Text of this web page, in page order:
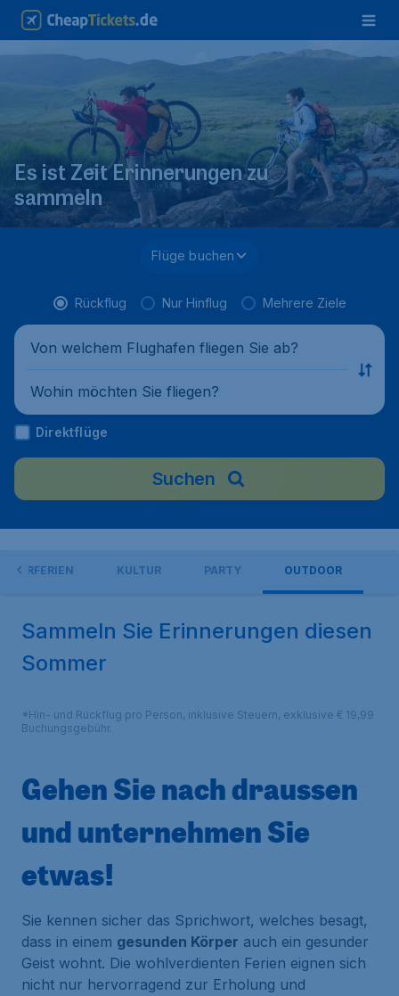
Es ist Zeit Erinnerungen zu
sammeln
Flüge buchen
Rückflug Nur Hinflug Mehrere Ziele
Von welchem Flughafen fliegen Sie ab?
Wohin möchten Sie fliegen?
Direktflüge
Suchen
KULTUR PARTY OUTDOOR
Sammeln Sie Erinnerungen diesen
Sommer
*Hin- und Rückflug pro Person, inklusive Steuern, exklusive € 19,99
Buchungsgebühr.
Gehen Sie nach draussen
und unternehmen Sie
etwas!
Sie kennen sicher das Sprichwort, welches besagt,
dass in einem gesunden Körper auch ein gesunder
Geist wohnt. Die wohlverdienten Ferien eignen sich
nicht nur hervorragend zur Erholung und